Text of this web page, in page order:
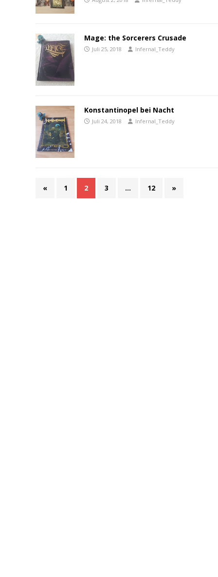
Mage: the Sorcerers Crusade
Juli 25, 2018 Infernal_Teddy
Konstantinopel bei Nacht
Juli 24, 2018 Infernal_Teddy
« 1 2 3 … 12 »